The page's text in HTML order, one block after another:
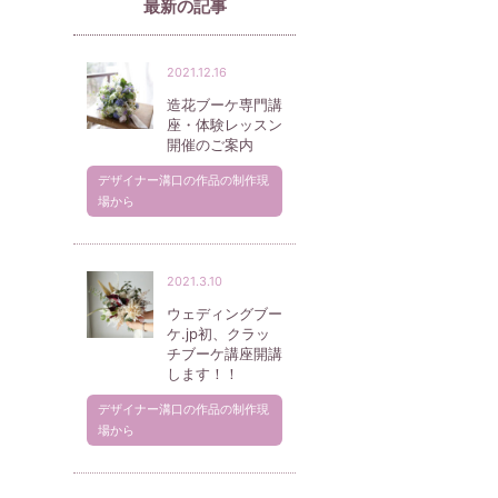
最新の記事
2021.12.16
造花ブーケ専門講
座・体験レッスン
開催のご案内
デザイナー溝口の作品の制作現
場から
2021.3.10
ウェディングブー
ケ.jp初、クラッ
チブーケ講座開講
します！！
デザイナー溝口の作品の制作現
場から